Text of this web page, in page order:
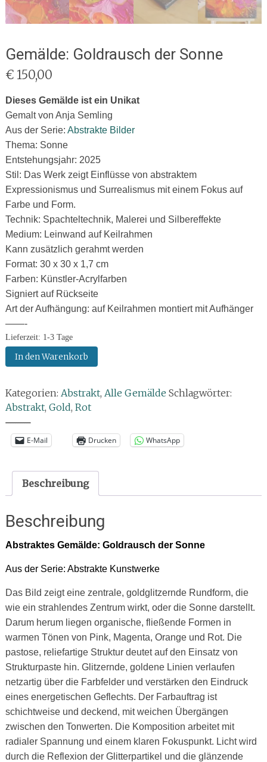
Gemälde: Goldrausch der Sonne
€150,00
Dieses Gemälde ist ein Unikat
Gemalt von Anja Semling
Aus der Serie: Abstrakte Bilder
Thema: Sonne
Entstehungsjahr: 2025
Stil: Das Werk zeigt Einflüsse von abstraktem
Expressionismus und Surrealismus mit einem Fokus auf
Farbe und Form.
Technik: Spachteltechnik, Malerei und Silbereffekte
Medium: Leinwand auf Keilrahmen
Kann zusätzlich gerahmt werden
Format: 30 x 30 x 1,7 cm
Farben: Künstler-Acrylfarben
Signiert auf Rückseite
Art der Aufhängung: auf Keilrahmen montiert mit Aufhänger
——-
Lieferzeit: 1-3 Tage
Gemälde:
Goldrausch
Sonne
Menge
In den Warenkorb
Kategorien: Abstrakt, Alle Gemälde Schlagwörter:
Abstrakt, Gold, Rot
--------------
E-Mail Drucken WhatsApp
Beschreibung
Beschreibung
Abstraktes Gemälde: Goldrausch der Sonne
Aus der Serie: Abstrakte Kunstwerke
Das Bild zeigt eine zentrale, goldglitzernde Rundform, die
wie ein strahlendes Zentrum wirkt, oder die Sonne darstellt.
Darum herum liegen organische, fließende Formen in
warmen Tönen von Pink, Magenta, Orange und Rot. Die
pastose, reliefartige Struktur deutet auf den Einsatz von
Strukturpaste hin. Glitzernde, goldene Linien verlaufen
netzartig über die Farbfelder und verstärken den Eindruck
eines energetischen Geflechts. Der Farbauftrag ist
schichtweise und deckend, mit weichen Übergängen
zwischen den Tonwerten. Die Komposition arbeitet mit
radialer Spannung und einem klaren Fokuspunkt. Licht wird
durch die Reflexion der Glitterpartikel und die glänzende